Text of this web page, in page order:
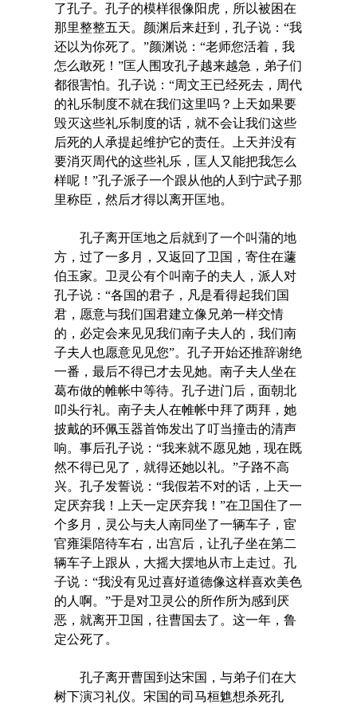
了孔子。孔子的模样很像阳虎，所以被困在
那里整整五天。颜渊后来赶到，孔子说：“我
还以为你死了。”颜渊说：“老师您活着，我
怎么敢死！”匡人围攻孔子越来越急，弟子们
都很害怕。孔子说：“周文王已经死去，周代
的礼乐制度不就在我们这里吗？上天如果要
毁灭这些礼乐制度的话，就不会让我们这些
后死的人承提起维护它的责任。上天并没有
要消灭周代的这些礼乐，匡人又能把我怎么
样呢！”孔子派子一个跟从他的人到宁武子那
里称臣，然后才得以离开匡地。
孔子离开匡地之后就到了一个叫蒲的地
方，过了一多月，又返回了卫国，寄住在蘧
伯玉家。卫灵公有个叫南子的夫人，派人对
孔子说：“各国的君子，凡是看得起我们国
君，愿意与我们国君建立像兄弟一样交情
的，必定会来见见我们南子夫人的，我们南
子夫人也愿意见见您”。孔子开始还推辞谢绝
一番，最后不得已才去见她。南子夫人坐在
葛布做的帷帐中等待。孔子进门后，面朝北
叩头行礼。南子夫人在帷帐中拜了两拜，她
披戴的环佩玉器首饰发出了叮当撞击的清声
响。事后孔子说：“我来就不愿见她，现在既
然不得已见了，就得还她以礼。”子路不高
兴。孔子发誓说：“我假若不对的话，上天一
定厌弃我！上天一定厌弃我！”在卫国住了一
个多月，灵公与夫人南同坐了一辆车子，宦
官雍渠陪待车右，出宫后，让孔子坐在第二
辆车子上跟从，大摇大摆地从市上走过。孔
子说：“我没有见过喜好道德像这样喜欢美色
的人啊。”于是对卫灵公的所作所为感到厌
恶，就离开卫国，往曹国去了。这一年，鲁
定公死了。
孔子离开曹国到达宋国，与弟子们在大
树下演习礼仪。宋国的司马桓魋想杀死孔